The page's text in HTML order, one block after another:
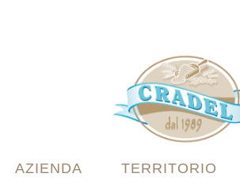
AZIENDA TERRITORIO